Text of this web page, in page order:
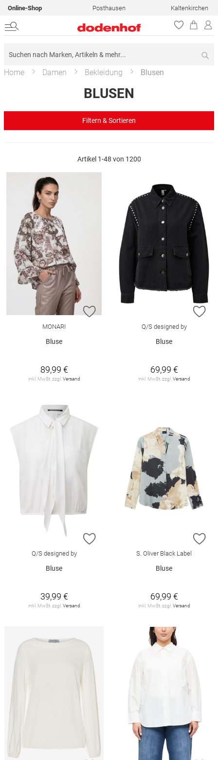
Online-Shop Posthausen Kaltenkirchen
Home Damen Bekleidung Blusen
BLUSEN
Artikel 1-48 von 1200
ZUR WUNSCHLISTE HINZUFÜGEN
MONARI
Bluse
89,99 €
inkl. MwSt. zzgl. Versand
Q/S designed by
Bluse
69,99 €
inkl. MwSt. zzgl. Versand
ZUR WUNSCHLISTE HINZUFÜGEN
Q/S designed by
Bluse
39,99 €
inkl. MwSt. zzgl. Versand
S. Oliver Black Label
Bluse
69,99 €
inkl. MwSt. zzgl. Versand
Filtern & Sortieren